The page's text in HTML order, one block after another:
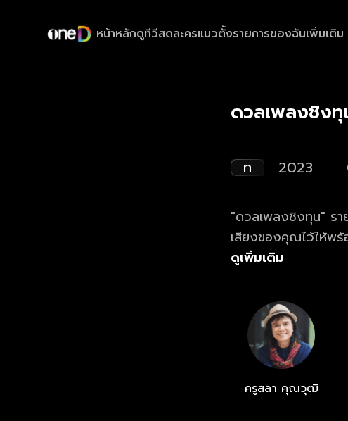
หน้าหลักดูทีวีสดละครแนวตั้งรายการของฉันเพิ่มเติม
ดวลเพลงชิงทุ
ท 2023
"ดวลเพลงชิงทุน" รา
เสียงของคุณไว้ให้พ
ดูเพิ่มเติม
ครูสลา คุณวุฒิ